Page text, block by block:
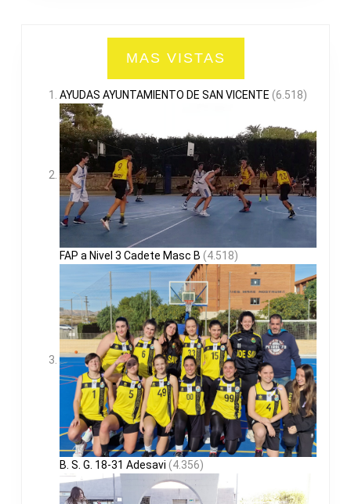
MAS VISTAS
AYUDAS AYUNTAMIENTO DE SAN VICENTE (6.518)
FAP a Nivel 3 Cadete Masc B (4.518)
B. S. G. 18-31 Adesavi (4.356)